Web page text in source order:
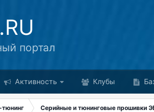
портал
Активность Клубы
тюнинг Серийные и тюнинговые прошивки